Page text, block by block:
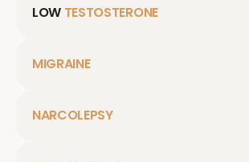
LOW TESTOSTERONE
MIGRAINE
NARCOLEPSY